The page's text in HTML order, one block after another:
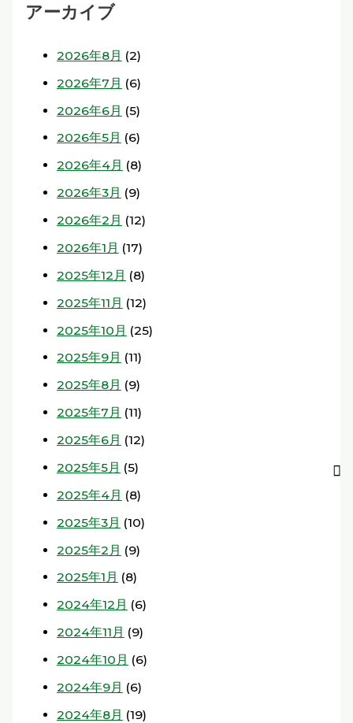
アーカイブ
2026年8月 (2)
2026年7月 (6)
2026年6月 (5)
2026年5月 (6)
2026年4月 (8)
2026年3月 (9)
2026年2月 (12)
2026年1月 (17)
2025年12月 (8)
2025年11月 (12)
2025年10月 (25)
2025年9月 (11)
2025年8月 (9)
2025年7月 (11)
2025年6月 (12)
2025年5月 (5)
2025年4月 (8)
2025年3月 (10)
2025年2月 (9)
2025年1月 (8)
2024年12月 (6)
2024年11月 (9)
2024年10月 (6)
2024年9月 (6)
2024年8月 (19)